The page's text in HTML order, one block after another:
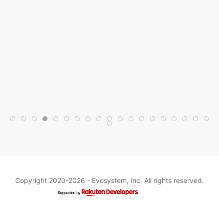
Copyright 2020-2026 - Evosystem, Inc. All rights reserved.